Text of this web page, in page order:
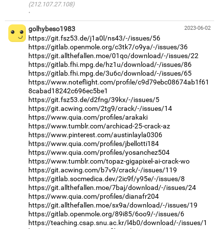
(212.107.27.108)
·
2023-06-02
golhybeso1983
https://git.fsz53.de/j1a0l/ns43/-/issues/56
https://gitlab.openmole.org/c3tk7/o9ya/-/issues/36
https://git.allthefallen.moe/01qo/download/-/issues/22
https://gitlab.fhi.mpg.de/hz1u/download/-/issues/86
https://gitlab.fhi.mpg.de/3u6c/download/-/issues/65
https://www.noteflight.com/profile/c9d79ebc08674ab1f61
8cabad18242c696ec5be1
https://git.fsz53.de/d2fng/39kx/-/issues/5
https://git.acwing.com/2tg9/crack/-/issues/14
https://www.quia.com/profiles/arakaki
https://www.tumblr.com/archicad-25-crack-az
https://www.pinterest.com/austinlayla0306
https://www.quia.com/profiles/jbellotti184
https://www.quia.com/profiles/yosanchez504
https://www.tumblr.com/topaz-gigapixel-ai-crack-wo
https://git.acwing.com/b7v9/crack/-/issues/119
https://gitlab.socmedica.dev/2ic9f/y95e/-/issues/8
https://git.allthefallen.moe/7baj/download/-/issues/24
https://www.quia.com/profiles/dianafr204
https://git.allthefallen.moe/sx9a/download/-/issues/19
https://gitlab.openmole.org/89i85/6oo9/-/issues/6
https://teaching.csap.snu.ac.kr/l4b0/download/-/issues/1